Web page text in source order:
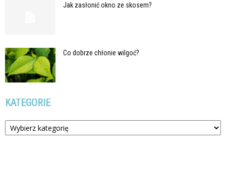
Jak zasłonić okno ze skosem?
Co dobrze chłonie wilgoć?
KATEGORIE
Kategorie